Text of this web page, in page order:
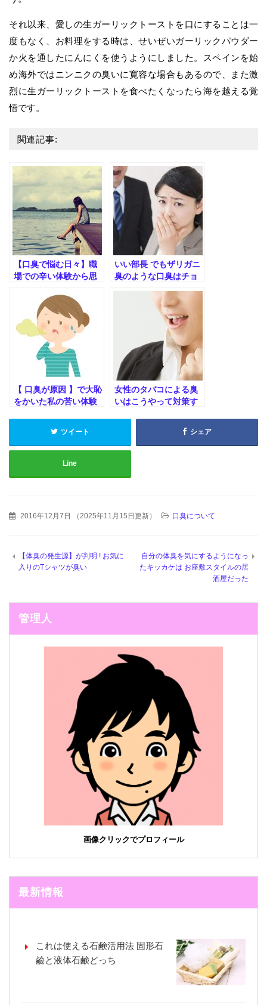
それ以来、愛しの生ガーリックトーストを口にすることは一
度もなく、お料理をする時は、せいぜいガーリックパウダー
か火を通したにんにくを使うようにしました。スペインを始
め海外ではニンニクの臭いに寛容な場合もあるので、また激
烈に生ガーリックトーストを食べたくなったら海を越える覚
悟です。
関連記事:
【口臭で悩む日々】職
場での辛い体験から思
いい部長 でもザリガニ
臭のような口臭はチョ
【 口臭が原因 】で大恥
をかいた私の苦い体験
女性のタバコによる臭
いはこうやって対策す
ツイート シェア
Line
2016年12月7日 （2025年11月15日更新） 口臭について
【体臭の発生源】が判明 ! お気に
入りのTシャツが臭い
自分の体臭を気にするようになっ
たキッカケは お座敷スタイルの居
酒屋だった
管理人
画像クリックでプロフィール
最新情報
これは使える石鹸活用法 固形石
鹼と液体石鹸どっち